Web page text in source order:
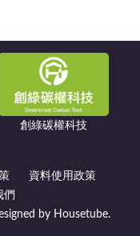
創綠碳權科技
資料使用政策
們
by Housetube.